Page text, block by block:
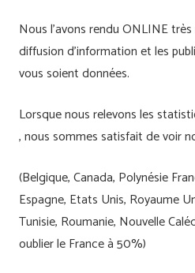
Nous l’avons rendu ONLINE
diffusion d’information et les
vous soient données.
Lorsque nous relevons les
, nous sommes satisfait de voir
(Belgique, Canada, Polynésie
Espagne, Etats Unis, Royaume
Tunisie, Roumanie, Nouvelle
oublier le France à 50%)